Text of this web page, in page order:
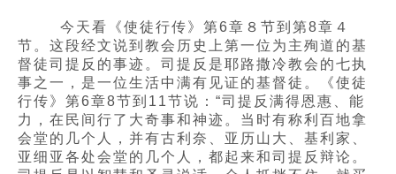
今天看《使徒行传》第6章８节到第8章４
节。这段经文说到教会历史上第一位为主殉道的基
督徒司提反的事迹。司提反是耶路撒冷教会的七执
事之一，是一位生活中满有见证的基督徒。《使徒
行传》第6章8节到11节说：“司提反满得恩惠、能
力，在民间行了大奇事和神迹。当时有称利百地拿
会堂的几个人，并有古利奈、亚历山大、基利家、
亚细亚各处会堂的几个人，都起来和司提反辩论。